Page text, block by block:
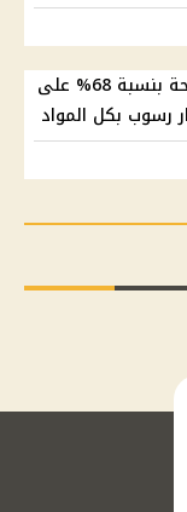
طالبة بكفر الشيخ تظهر ناجحة بنسبة 68% على
رسوب بكل المواد